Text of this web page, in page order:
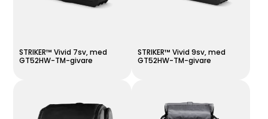
STRIKER™ Vivid 7sv, med
GT52HW-TM-givare
STRIKER™ Vivid 9sv, med
GT52HW-TM-givare